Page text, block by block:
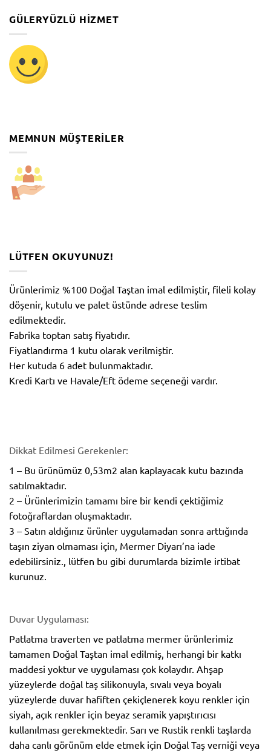
GÜLERYÜZLÜ HIZMET
MEMNUN MÜŞTERILER
LÜTFEN OKUYUNUZ!
Ürünlerimiz %100 Doğal Taştan imal edilmiştir, fileli kolay
döşenir, kutulu ve palet üstünde adrese teslim
edilmektedir.
Fabrika toptan satış fiyatıdır.
Fiyatlandırma 1 kutu olarak verilmiştir.
Her kutuda 6 adet bulunmaktadır.
Kredi Kartı ve Havale/Eft ödeme seçeneği vardır.
Dikkat Edilmesi Gerekenler:
1 – Bu ürünümüz 0,53m2 alan kaplayacak kutu bazında
satılmaktadır.
2 – Ürünlerimizin tamamı bire bir kendi çektiğimiz
fotoğraflardan oluşmaktadır.
3 – Satın aldığınız ürünler uygulamadan sonra arttığında
taşın ziyan olmaması için, Mermer Diyarı’na iade
edebilirsiniz., lütfen bu gibi durumlarda bizimle irtibat
kurunuz.
Duvar Uygulaması:
Patlatma traverten ve patlatma mermer ürünlerimiz
tamamen Doğal Taştan imal edilmiş, herhangi bir katkı
maddesi yoktur ve uygulaması çok kolaydır. Ahşap
yüzeylerde doğal taş silikonuyla, sıvalı veya boyalı
yüzeylerde duvar hafiften çekiçlenerek koyu renkler için
siyah, açık renkler için beyaz seramik yapıştırıcısı
kullanılması gerekmektedir. Sarı ve Rustik renkli taşlarda
daha canlı görünüm elde etmek için Doğal Taş verniği veya